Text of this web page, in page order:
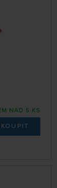
NAD 5 KS
KOUPIT